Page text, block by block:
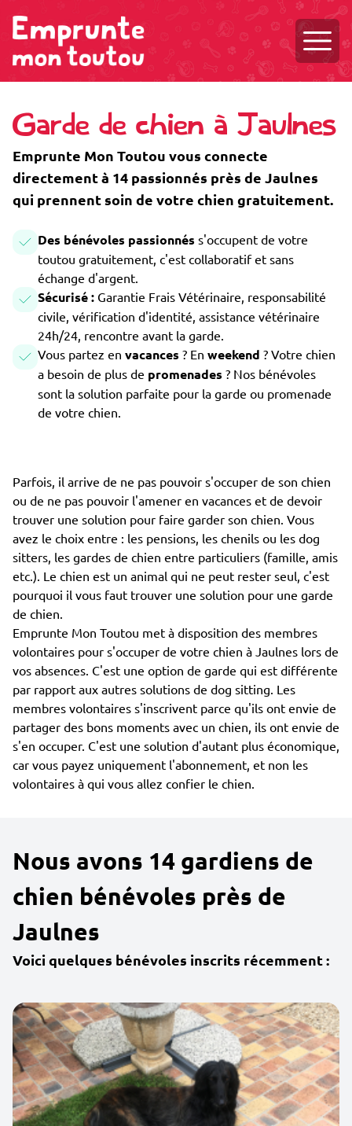
Garde de chien à Jaulnes
Emprunte Mon Toutou vous connecte
directement à 14 passionnés près de Jaulnes
qui prennent soin de votre chien gratuitement.
Des bénévoles passionnés s'occupent de votre
toutou gratuitement, c'est collaboratif et sans
échange d'argent.
Sécurisé : Garantie Frais Vétérinaire, responsabilité
civile, vérification d'identité, assistance vétérinaire
24h/24, rencontre avant la garde.
Vous partez en vacances ? En weekend ? Votre chien
a besoin de plus de promenades ? Nos bénévoles
sont la solution parfaite pour la garde ou promenade
de votre chien.
Parfois, il arrive de ne pas pouvoir s'occuper de son chien
ou de ne pas pouvoir l'amener en vacances et de devoir
trouver une solution pour faire garder son chien. Vous
avez le choix entre : les pensions, les chenils ou les dog
sitters, les gardes de chien entre particuliers (famille, amis
etc.). Le chien est un animal qui ne peut rester seul, c'est
pourquoi il vous faut trouver une solution pour une garde
de chien.
Emprunte Mon Toutou met à disposition des membres
volontaires pour s'occuper de votre chien à Jaulnes lors de
vos absences. C'est une option de garde qui est différente
par rapport aux autres solutions de dog sitting. Les
membres volontaires s'inscrivent parce qu'ils ont envie de
partager des bons moments avec un chien, ils ont envie de
s'en occuper. C'est une solution d'autant plus économique,
car vous payez uniquement l'abonnement, et non les
volontaires à qui vous allez confier le chien.
Nous avons 14 gardiens de
chien bénévoles près de
Jaulnes
Voici quelques bénévoles inscrits récemment :